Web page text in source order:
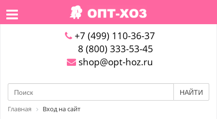
+7 (499) 110-36-37
8 (800) 333-53-45
shop@opt-hoz.ru
НАЙТИ
Главная Вход на сайт